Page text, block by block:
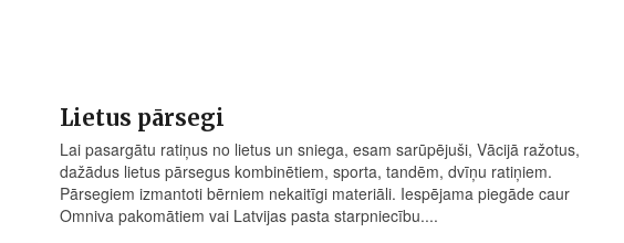
Lietus pārsegi
Lai pasargātu ratiņus no lietus un sniega, esam sarūpējuši, Vācijā ražotus,
dažādus lietus pārsegus kombinētiem, sporta, tandēm, dvīņu ratiņiem.
Pārsegiem izmantoti bērniem nekaitīgi materiāli. Iespējama piegāde caur
Omniva pakomātiem vai Latvijas pasta starpniecību....